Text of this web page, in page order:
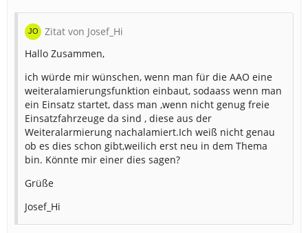
Zitat von Josef_Hi
Hallo Zusammen,
ich würde mir wünschen, wenn man für die AAO eine
weiteralamierungsfunktion einbaut, sodaass wenn man
ein Einsatz startet, dass man ,wenn nicht genug freie
Einsatzfahrzeuge da sind , diese aus der
Weiteralarmierung nachalamiert.Ich weiß nicht genau
ob es dies schon gibt,weilich erst neu in dem Thema
bin. Könnte mir einer dies sagen?
Grüße
Josef_Hi